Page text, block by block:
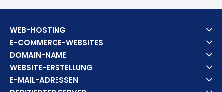
WEB-HOSTING
E-COMMERCE-WEBSITES
DOMAIN-NAME
WEBSITE-ERSTELLUNG
E-MAIL-ADRESSEN